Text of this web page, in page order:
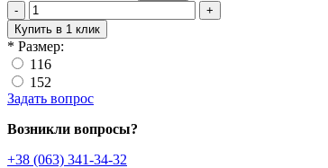
-
+
Купить в 1 клик
* Размер:
116
152
Задать вопрос
Возникли вопросы?
+38 (063) 341-34-32